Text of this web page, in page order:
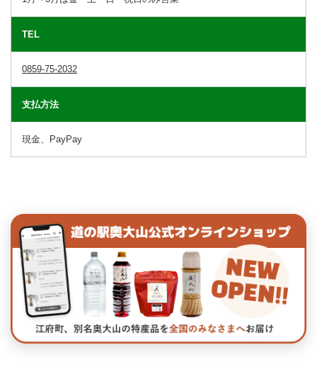
TEL
0859-75-2032
支払方法
現金、PayPay